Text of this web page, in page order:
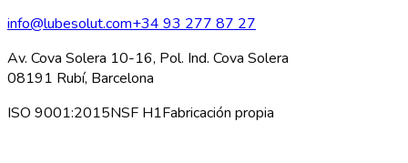
info@lubesolut.com+34 93 277 87 27
Av. Cova Solera 10-16, Pol. Ind. Cova Solera
08191 Rubí, Barcelona
ISO 9001:2015NSF H1Fabricación propia